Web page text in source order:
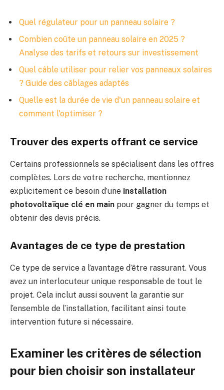
Quel régulateur pour un panneau solaire ?
Combien coûte un panneau solaire en 2025 ?
Analyse des tarifs et retours sur investissement
Quel câble utiliser pour relier vos panneaux solaires
? Guide des câblages adaptés
Quelle est la durée de vie d'un panneau solaire et
comment l'optimiser ?
Trouver des experts offrant ce service
Certains professionnels se spécialisent dans les offres
complètes. Lors de votre recherche, mentionnez
explicitement ce besoin d’une installation
photovoltaïque clé en main pour gagner du temps et
obtenir des devis précis.
Avantages de ce type de prestation
Ce type de service a l’avantage d’être rassurant. Vous
avez un interlocuteur unique responsable de tout le
projet. Cela inclut aussi souvent la garantie sur
l’ensemble de l’installation, facilitant ainsi toute
intervention future si nécessaire.
Examiner les critères de sélection
pour bien choisir son installateur